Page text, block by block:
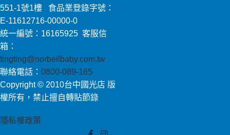
551-1號1樓 食品業登錄字號：
E-11612716-00000-0
統一編號：16165925 客服信
箱：
tingting@norbeilbaby.com.tw
聯絡電話： 0800-089-165
Copyright © 2010台中國光店 版
權所有，禁止擅自轉貼節錄
隱私權政策